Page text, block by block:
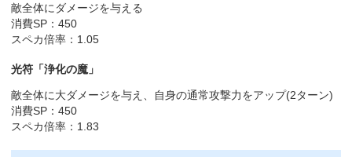
敵全体にダメージを与える
消費SP：450
スペカ倍率：1.05
光符「浄化の魔」
敵全体に大ダメージを与え、自身の通常攻撃力をアップ(2ターン)
消費SP：450
スペカ倍率：1.83